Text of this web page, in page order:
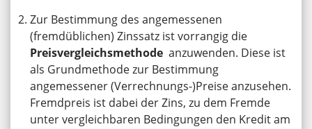
Zur Bestimmung des angemessenen
(fremdüblichen) Zinssatz ist vorrangig die
Preisvergleichsmethodeanzuwenden. Diese ist
als Grundmethode zur Bestimmung
angemessener (Verrechnungs-)Preise anzusehen.
Fremdpreis ist dabei der Zins, zu dem Fremde
unter vergleichbaren Bedingungen den Kredit am